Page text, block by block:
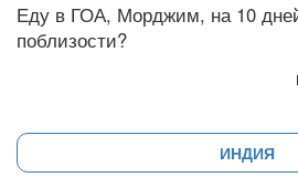
Еду в ГОА, Морджим, на 10
поблизости?
ИНДИЯ